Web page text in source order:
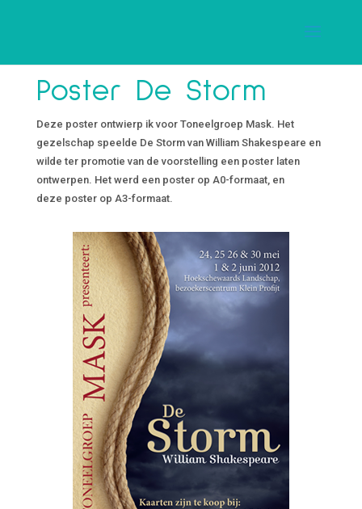
Poster De Storm
Deze poster ontwierp ik voor Toneelgroep Mask. Het
gezelschap speelde De Storm van William Shakespeare en
wilde ter promotie van de voorstelling een poster laten
ontwerpen. Het werd een poster op A0-formaat, en
deze poster op A3-formaat.